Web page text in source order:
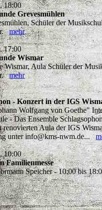
18:00
Grevesmühlen
Schüler der
mehr
17:00
Wismar
Wismar, Aula Schüler der
mehr
- Konzert in der IGS
Wolfgang von Goethe"
- Das Ensemble
renovierten Aula der IGS
unter info@kms-nwm.de...
10:00
Familienmesse
Speicher - 10:00 bis